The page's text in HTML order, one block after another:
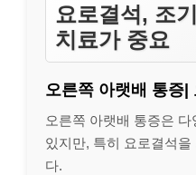
요로결석, 조
치료가 중요
오른쪽 아랫배 통증|
오른쪽 아랫배 통증은
있지만, 특히 요로결석
다.